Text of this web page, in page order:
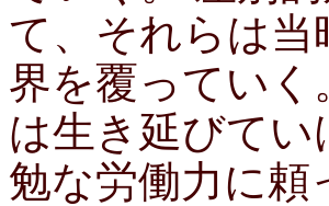
て、それらは当
界を覆っていく
は生き延びて
勉な労働力に頼